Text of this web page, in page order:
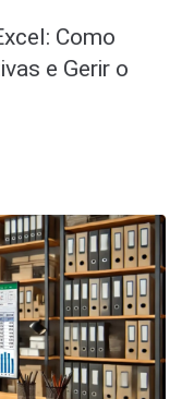
Como
e Gerir o